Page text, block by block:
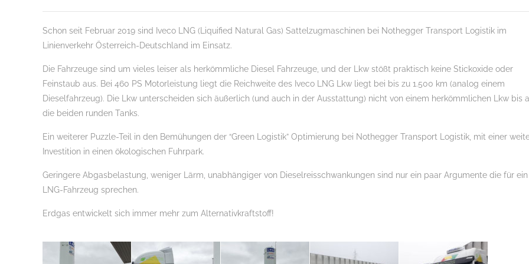
Schon seit Februar 2019 sind Iveco LNG (Liquified Natural Gas) Sattelzugmaschinen bei Nothegger Transport Logistik im
Linienverkehr Österreich-Deutschland im Einsatz.
Die Fahrzeuge sind um vieles leiser als herkömmliche Diesel Fahrzeuge, und der Lkw stößt praktisch keine Stickoxide oder
Feinstaub aus. Bei 460 PS Motorleistung liegt die Reichweite des Iveco LNG Lkw liegt bei bis zu 1.500 km (analog einem
Dieselfahrzeug). Die Lkw unterscheiden sich äußerlich (und auch in der Ausstattung) nicht von einem herkömmlichen Lkw bis
die beiden runden Tanks.
Ein weiterer Puzzle-Teil in den Bemühungen der “Green Logistik” Optimierung bei Nothegger Transport Logistik, mit einer
Investition in einen ökologischen Fuhrpark.
Geringere Abgasbelastung, weniger Lärm, unabhängiger von Dieselreisschwankungen sind nur ein paar Argumente die für ein
LNG-Fahrzeug sprechen.
Erdgas entwickelt sich immer mehr zum Alternativkraftstoff!